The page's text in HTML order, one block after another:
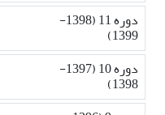
دوره 11 (1398-
1399)
دوره 10 (1397-
1398)